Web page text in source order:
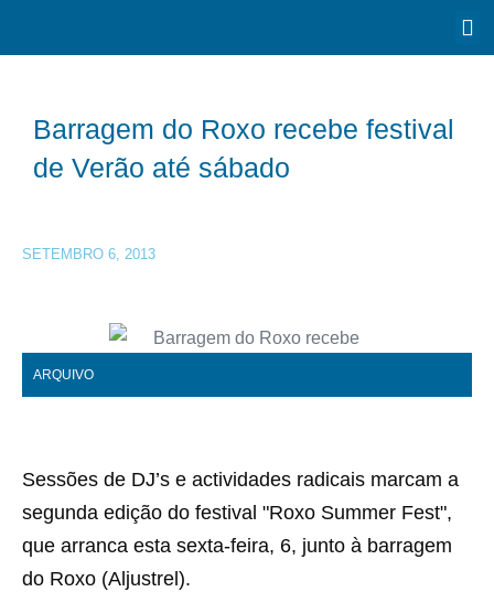
Barragem do Roxo recebe festival
de Verão até sábado
SETEMBRO 6, 2013
ARQUIVO
Sessões de DJ’s e actividades radicais marcam a
segunda edição do festival "Roxo Summer Fest",
que arranca esta sexta-feira, 6, junto à barragem
do Roxo (Aljustrel).